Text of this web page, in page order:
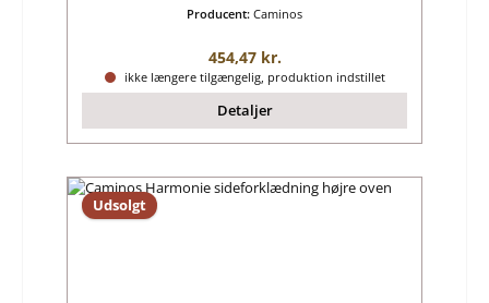
Producent: Caminos
Almindelig pris:
454,47 kr.
ikke længere tilgængelig, produktion indstillet
Detaljer
Udsolgt